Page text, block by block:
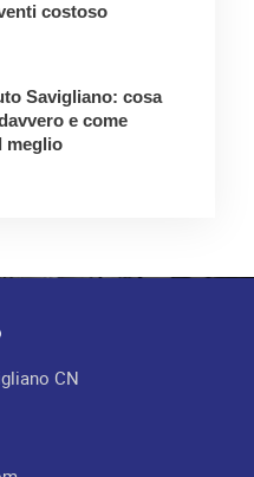
costoso
Savigliano: cosa
e come
meglio
CN